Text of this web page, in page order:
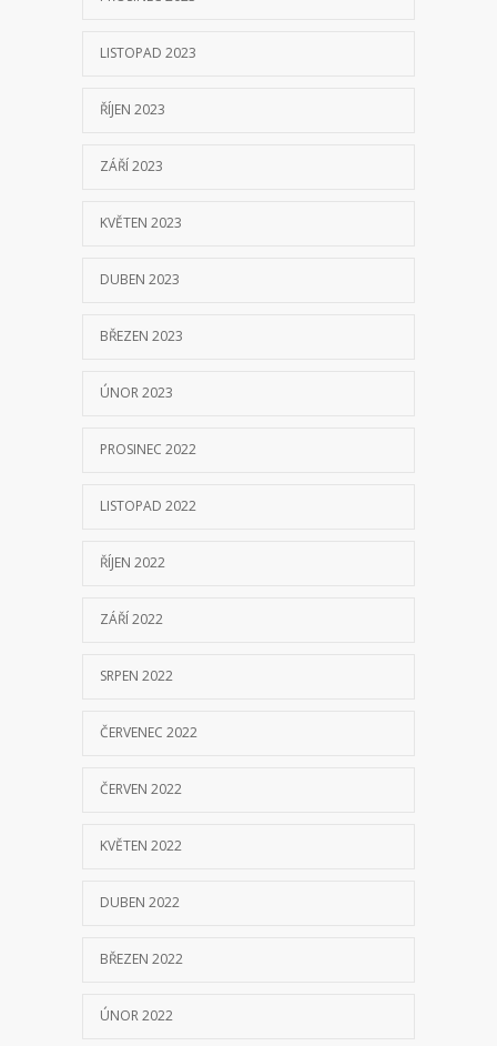
LISTOPAD 2023
ŘÍJEN 2023
ZÁŘÍ 2023
KVĚTEN 2023
DUBEN 2023
BŘEZEN 2023
ÚNOR 2023
PROSINEC 2022
LISTOPAD 2022
ŘÍJEN 2022
ZÁŘÍ 2022
SRPEN 2022
ČERVENEC 2022
ČERVEN 2022
KVĚTEN 2022
DUBEN 2022
BŘEZEN 2022
ÚNOR 2022